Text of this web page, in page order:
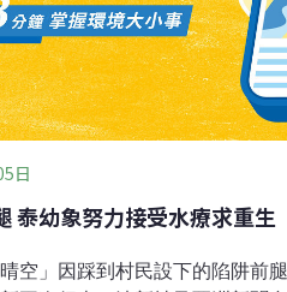
日
泰幼象努力接受水療求重生
空」因踩到村民設下的陷阱前